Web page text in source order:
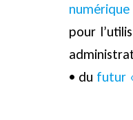
numérique
pour
• du futur